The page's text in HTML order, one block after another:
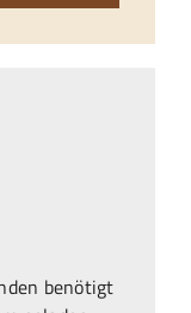
benötigt